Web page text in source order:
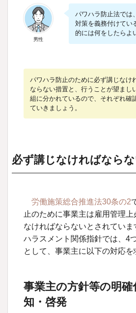
男性
パワハラ防止法では
対策を義務付けてい
的には何をしたらよ
パワハラ防止のために必ず講じなけ
ならない措置と、行うことが望まし
組に分かれているので、それぞれ確
ていきましょう。
必ず講じなければなら
労働施策総合推進法30条の2
止のために事業主は雇用管理
なければならないとされていま
ハラスメント関係指針では、4
として、事業主に以下の対応を
事業主の方針等の明確
知・啓発